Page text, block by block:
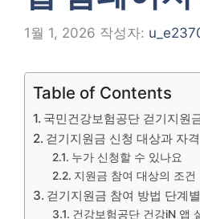
1월 1, 2026 작성자:
Table of Contents
국민건강보험공단 걷기지원
걷기지원금 신청 대상과 자
누가 신청할 수 있나요
지원금 참여 대상의 조건
걷기지원금 참여 방법 단계
건강보험공단 건강iN 앱